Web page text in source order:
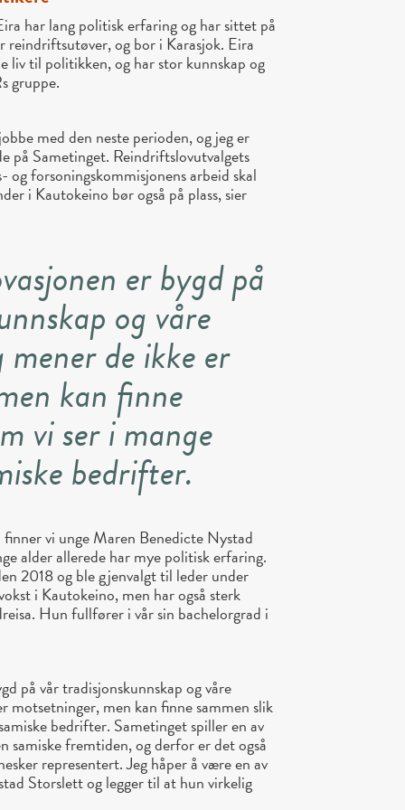
har lang politisk erfaring og har sittet på
og bor i Karasjok. Eira
liv til politikken, og har stor kunnskap og
gruppe.
med den neste perioden, og jeg er
på Sametinget. Reindriftslovutvalgets
og forsoningskommisjonens arbeid skal
i Kautokeino bør også på plass, sier
er bygd på
og våre
de ikke er
kan finne
vi ser i mange
bedrifter.
vi unge Maren Benedicte Nystad
alder allerede har mye politisk erfaring.
2018 og ble gjenvalgt til leder under
i Kautokeino, men har også sterk
Hun fullfører i vår sin bachelorgrad i
på vår tradisjonskunnskap og våre
motsetninger, men kan finne sammen slik
bedrifter. Sametinget spiller en av
samiske fremtiden, og derfor er det også
representert. Jeg håper å være en av
Storslett og legger til at hun virkelig